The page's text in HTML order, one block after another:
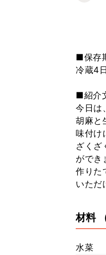
■保存
冷蔵4日
■紹介
今日は
胡麻と
味付け
ざくざ
ができ
作りた
いただ
材料
水菜